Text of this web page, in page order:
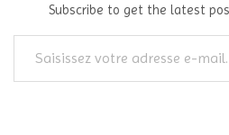
Subscribe to get the latest
votre
adresse